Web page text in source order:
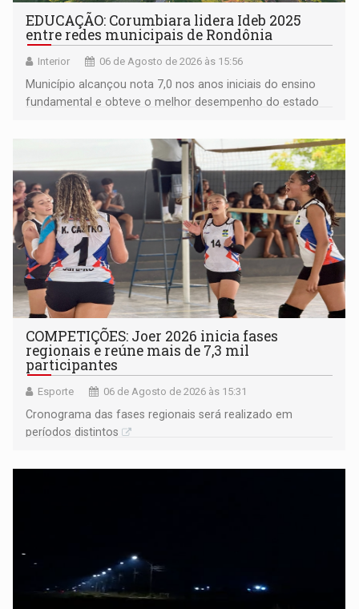
EDUCAÇÃO: Corumbiara lidera Ideb 2025
entre redes municipais de Rondônia
Interior 06 de Agosto de 2026 às 15:56
Município alcançou nota 7,0 nos anos iniciais do ensino
fundamental e obteve o melhor desempenho do estado
COMPETIÇÕES: Joer 2026 inicia fases
regionais e reúne mais de 7,3 mil
participantes
Esporte 06 de Agosto de 2026 às 15:31
Cronograma das fases regionais será realizado em
períodos distintos